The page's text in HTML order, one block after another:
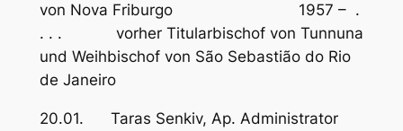
von Nova Friburgo 1957 – .
. . . vorher Titularbischof von Tunnuna
und Weihbischof von São Sebastião do Rio
de Janeiro
20.01. Taras Senkiv, Ap. Administrator